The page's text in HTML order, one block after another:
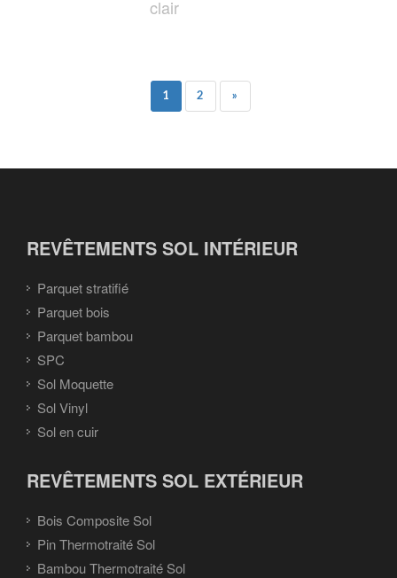
clair
1 2 »
REVÊTEMENTS SOL INTÉRIEUR
Parquet stratifié
Parquet bois
Parquet bambou
SPC
Sol Moquette
Sol Vinyl
Sol en cuir
REVÊTEMENTS SOL EXTÉRIEUR
Bois Composite Sol
Pin Thermotraité Sol
Bambou Thermotraité Sol